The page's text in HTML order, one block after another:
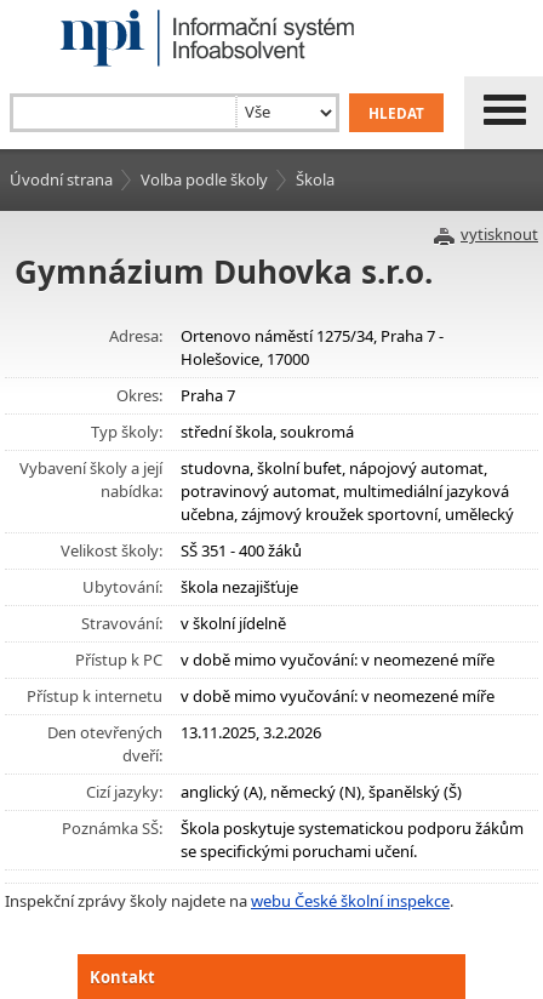
Úvodní strana Volba podle školy Škola
vytisknout
Gymnázium Duhovka s.r.o.
Adresa:
Ortenovo náměstí 1275/34, Praha 7 -
Holešovice, 17000
Okres:
Praha 7
Typ školy:
střední škola, soukromá
Vybavení školy a její
nabídka:
studovna, školní bufet, nápojový automat,
potravinový automat, multimediální jazyková
učebna, zájmový kroužek sportovní, umělecký
Velikost školy:
SŠ 351 - 400 žáků
Ubytování:
škola nezajišťuje
Stravování:
v školní jídelně
Přístup k PC
v době mimo vyučování: v neomezené míře
Přístup k internetu
v době mimo vyučování: v neomezené míře
Den otevřených
dveří:
13.11.2025, 3.2.2026
Cizí jazyky:
anglický (A), německý (N), španělský (Š)
Poznámka SŠ:
Škola poskytuje systematickou podporu žákům
se specifickými poruchami učení.
Inspekční zprávy školy najdete nawebu České školní inspekce.
Kontakt